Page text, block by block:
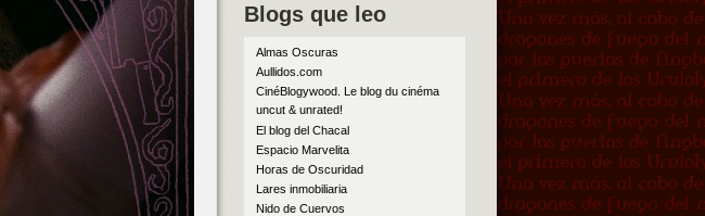
Blogs que leo
Almas Oscuras
Aullidos.com
CinéBlogywood. Le blog du cinéma
uncut & unrated!
El blog del Chacal
Espacio Marvelita
Horas de Oscuridad
Lares inmobiliaria
Nido de Cuervos